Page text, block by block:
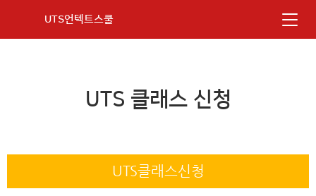
UTS언텍트스쿨
UTS 클래스 신청
UTS클래스신청